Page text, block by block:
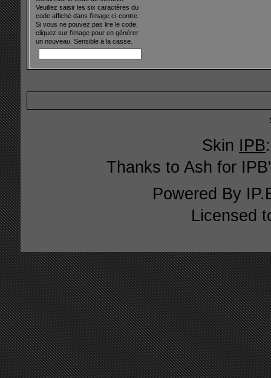
Veuillez saisir les six caractères du
code affiché dans l'image ci-contre.
Si vous ne pouvez pas lire le code,
cliquez sur l'image pour en générer
un nouveau. Sensible à la casse.
Skin IPB
Thanks to Ash for
Powered By
Licensed